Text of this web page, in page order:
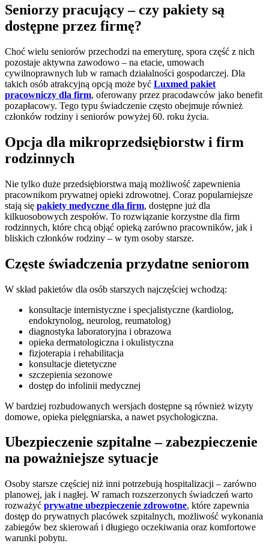
Seniorzy pracujący – czy pakiety są
dostępne przez firmę?
Choć wielu seniorów przechodzi na emeryturę, spora część z nich
pozostaje aktywna zawodowo – na etacie, umowach
cywilnoprawnych lub w ramach działalności gospodarczej. Dla
takich osób atrakcyjną opcją może być Luxmed pakiet
pracowniczy dla firm, oferowany przez pracodawców jako benefit
pozapłacowy. Tego typu świadczenie często obejmuje również
członków rodziny i seniorów powyżej 60. roku życia.
Opcja dla mikroprzedsiębiorstw i firm
rodzinnych
Nie tylko duże przedsiębiorstwa mają możliwość zapewnienia
pracownikom prywatnej opieki zdrowotnej. Coraz popularniejsze
stają się pakiety medyczne dla firm, dostępne już dla
kilkuosobowych zespołów. To rozwiązanie korzystne dla firm
rodzinnych, które chcą objąć opieką zarówno pracowników, jak i
bliskich członków rodziny – w tym osoby starsze.
Częste świadczenia przydatne seniorom
W skład pakietów dla osób starszych najczęściej wchodzą:
konsultacje internistyczne i specjalistyczne (kardiolog,
endokrynolog, neurolog, reumatolog)
diagnostyka laboratoryjna i obrazowa
opieka dermatologiczna i okulistyczna
fizjoterapia i rehabilitacja
konsultacje dietetyczne
szczepienia sezonowe
dostęp do infolinii medycznej
W bardziej rozbudowanych wersjach dostępne są również wizyty
domowe, opieka pielęgniarska, a nawet psychologiczna.
Ubezpieczenie szpitalne – zabezpieczenie
na poważniejsze sytuacje
Osoby starsze częściej niż inni potrzebują hospitalizacji – zarówno
planowej, jak i nagłej. W ramach rozszerzonych świadczeń warto
rozważyć prywatne ubezpieczenie zdrowotne, które zapewnia
dostęp do prywatnych placówek szpitalnych, możliwość wykonania
zabiegów bez skierowań i długiego oczekiwania oraz komfortowe
warunki pobytu.